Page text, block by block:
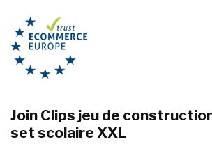
Join Clips jeu de
set scolaire XXL